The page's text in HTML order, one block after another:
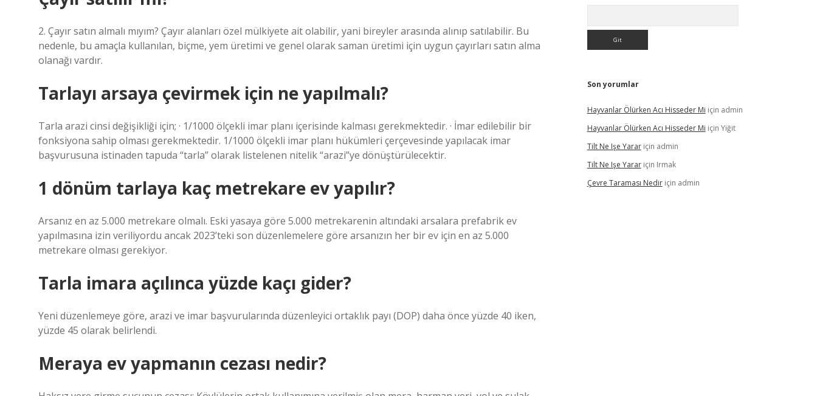
2. Çayır satın almalı mıyım? Çayır alanları özel mülkiyete ait olabilir, yani bireyler arasında alınıp satılabilir. Bu
nedenle, bu amaçla kullanılan, biçme, yem üretimi ve genel olarak saman üretimi için uygun çayırları satın alma
olanağı vardır.
Tarlayı arsaya çevirmek için ne yapılmalı?
Tarla arazi cinsi değişikliği için; · 1/1000 ölçekli imar planı içerisinde kalması gerekmektedir. · İmar edilebilir bir
fonksiyona sahip olması gerekmektedir. 1/1000 ölçekli imar planı hükümleri çerçevesinde yapılacak imar
başvurusuna istinaden tapuda “tarla” olarak listelenen nitelik “arazi”ye dönüştürülecektir.
1 dönüm tarlaya kaç metrekare ev yapılır?
Arsanız en az 5.000 metrekare olmalı. Eski yasaya göre 5.000 metrekarenin altındaki arsalara prefabrik ev
yapılmasına izin veriliyordu ancak 2023’teki son düzenlemelere göre arsanızın her bir ev için en az 5.000
metrekare olması gerekiyor.
Tarla imara açılınca yüzde kaçı gider?
Yeni düzenlemeye göre, arazi ve imar başvurularında düzenleyici ortaklık payı (DOP) daha önce yüzde 40 iken,
yüzde 45 olarak belirlendi.
Meraya ev yapmanın cezası nedir?
Son yorumlar
Hayvanlar Ölürken Acı Hisseder Mi için admin
Hayvanlar Ölürken Acı Hisseder Mi için Yiğit
Tilt Ne Işe Yarariçin admin
Tilt Ne Işe Yarariçin Irmak
Çevre Taraması Nediriçin admin